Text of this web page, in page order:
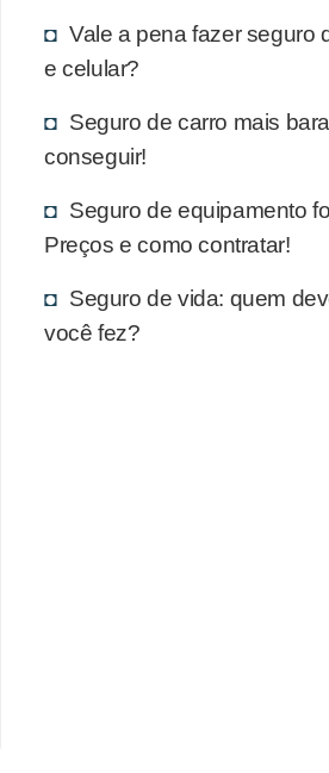
Vale a pena fazer seguro
e celular?
Seguro de carro mais
conseguir!
Seguro de equipamento
Preços e como contratar!
Seguro de vida: quem
você fez?